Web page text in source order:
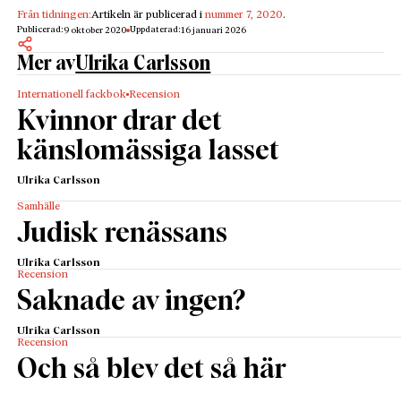
Från tidningen:Artikeln är publicerad inummer 7, 2020.
Publicerad:9 oktober 2020 Uppdaterad:16 januari 2026
Mer avUlrika Carlsson
Internationell fackbok Recension
Kvinnor drar det
känslomässiga lasset
Ulrika Carlsson
Samhälle
Judisk renässans
Ulrika Carlsson
Recension
Saknade av ingen?
Ulrika Carlsson
Recension
Och så blev det så här